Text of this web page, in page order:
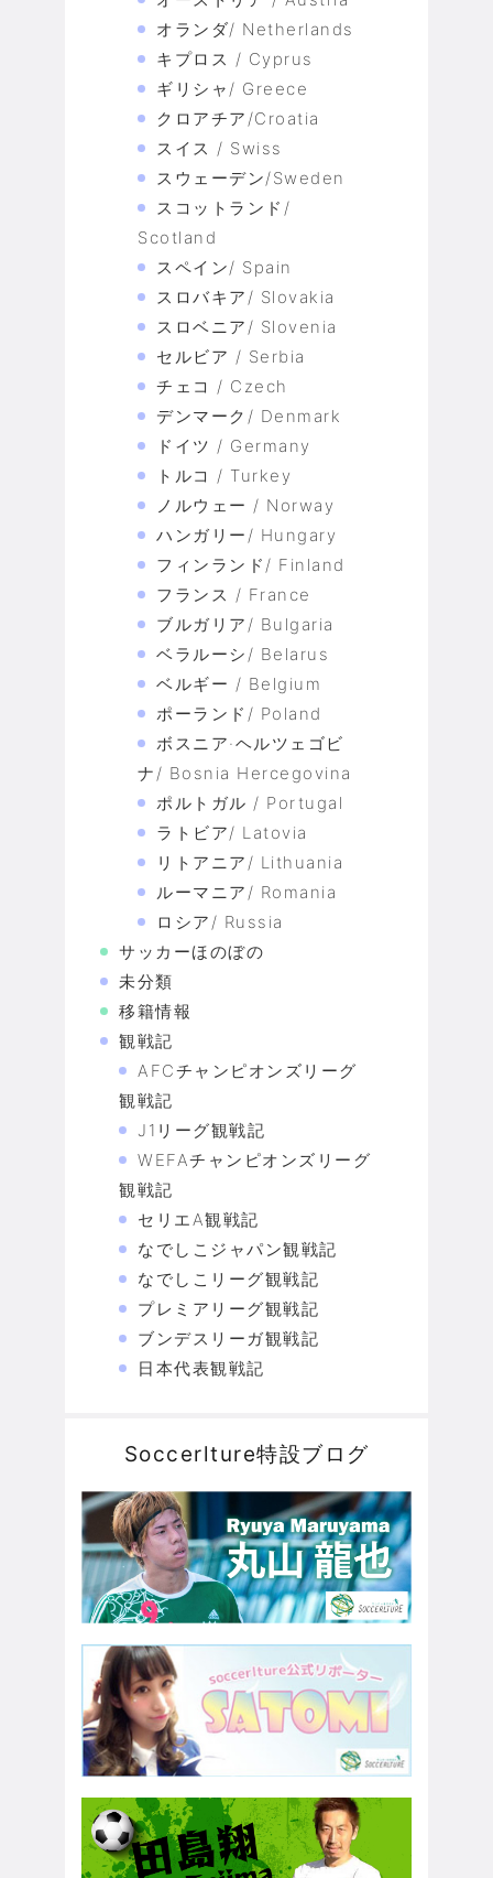
オランダ/ Netherlands
キプロス / Cyprus
ギリシャ/ Greece
クロアチア/Croatia
スイス / Swiss
スウェーデン/Sweden
スコットランド/
Scotland
スペイン/ Spain
スロバキア/ Slovakia
スロベニア/ Slovenia
セルビア / Serbia
チェコ / Czech
デンマーク/ Denmark
ドイツ / Germany
トルコ / Turkey
ノルウェー / Norway
ハンガリー/ Hungary
フィンランド/ Finland
フランス / France
ブルガリア/ Bulgaria
ベラルーシ/ Belarus
ベルギー / Belgium
ポーランド/ Poland
ボスニア·ヘルツェゴビ
ナ/ Bosnia Hercegovina
ポルトガル / Portugal
ラトビア/ Latovia
リトアニア/ Lithuania
ルーマニア/ Romania
ロシア/ Russia
サッカーほのぼの
未分類
移籍情報
観戦記
AFCチャンピオンズリーグ
観戦記
J1リーグ観戦記
WEFAチャンピオンズリーグ
観戦記
セリエA観戦記
なでしこジャパン観戦記
なでしこリーグ観戦記
プレミアリーグ観戦記
ブンデスリーガ観戦記
日本代表観戦記
Soccerlture特設ブログ